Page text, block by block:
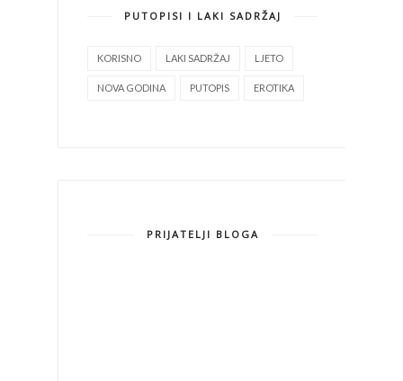
PUTOPISI I LAKI SADRŽAJ
KORISNO LAKI SADRŽAJ LJETO
NOVA GODINA PUTOPIS EROTIKA
PRIJATELJI BLOGA